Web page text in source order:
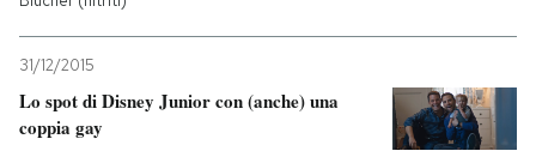
31/12/2015
Lo spot di Disney Junior con (anche) una
coppia gay